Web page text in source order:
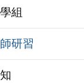
組
研習